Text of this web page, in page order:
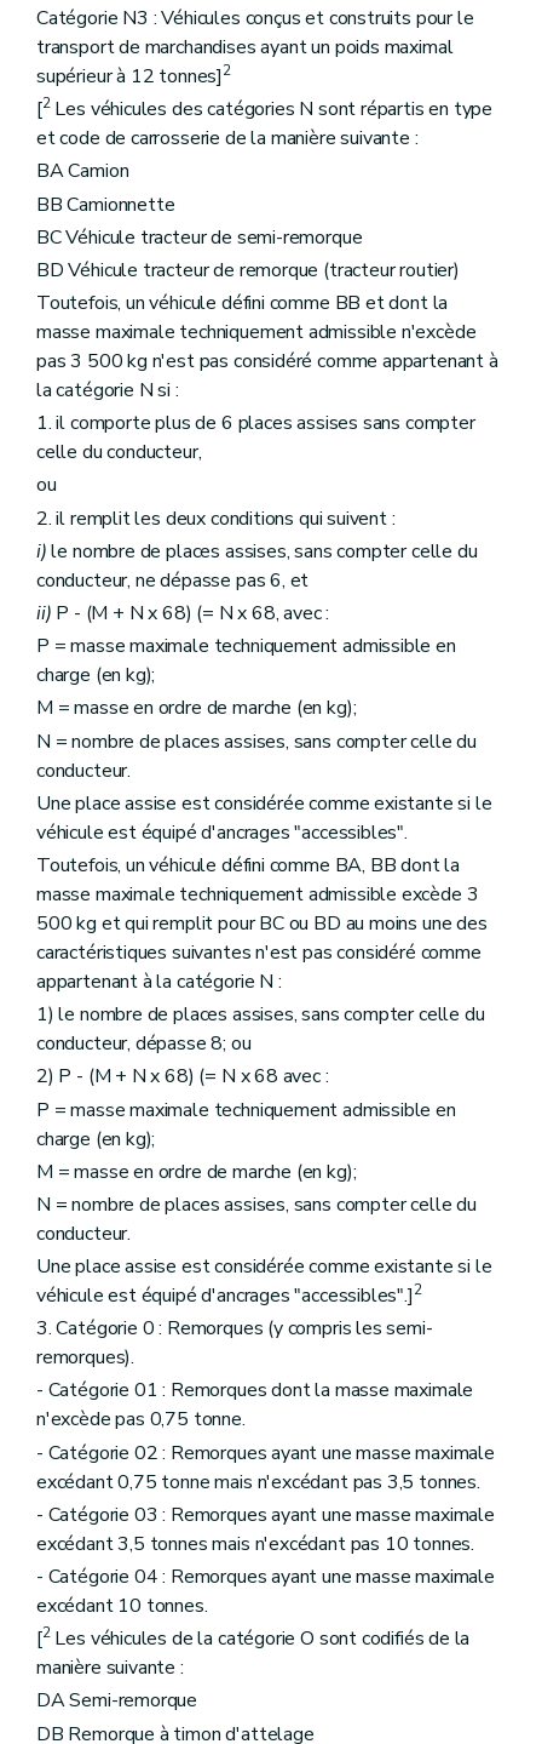
Catégorie N3 : Véhicules conçus et construits pour le
transport de marchandises ayant un poids maximal
supérieur à 12 tonnes]2
[2Les véhicules des catégories N sont répartis en type
et code de carrosserie de la manière suivante :
BA Camion
BB Camionnette
BC Véhicule tracteur de semi-remorque
BD Véhicule tracteur de remorque (tracteur routier)
Toutefois, un véhicule défini comme BB et dont la
masse maximale techniquement admissible n'excède
pas 3 500 kg n'est pas considéré comme appartenant à
la catégorie N si :
1. il comporte plus de 6 places assises sans compter
celle du conducteur,
ou
2. il remplit les deux conditions qui suivent :
i)le nombre de places assises, sans compter celle du
conducteur, ne dépasse pas 6, et
ii) P - (M + N x 68) (= N x 68, avec :
P = masse maximale techniquement admissible en
charge (en kg);
M = masse en ordre de marche (en kg);
N = nombre de places assises, sans compter celle du
conducteur.
Une place assise est considérée comme existante si le
véhicule est équipé d'ancrages "accessibles".
Toutefois, un véhicule défini comme BA, BB dont la
masse maximale techniquement admissible excède 3
500 kg et qui remplit pour BC ou BD au moins une des
caractéristiques suivantes n'est pas considéré comme
appartenant à la catégorie N :
1) le nombre de places assises, sans compter celle du
conducteur, dépasse 8; ou
2) P - (M + N x 68) (= N x 68 avec :
P = masse maximale techniquement admissible en
charge (en kg);
M = masse en ordre de marche (en kg);
N = nombre de places assises, sans compter celle du
conducteur.
Une place assise est considérée comme existante si le
véhicule est équipé d'ancrages "accessibles".]2
3. Catégorie 0 : Remorques (y compris les semi-
remorques).
- Catégorie 01 : Remorques dont la masse maximale
n'excède pas 0,75 tonne.
- Catégorie 02 : Remorques ayant une masse maximale
excédant 0,75 tonne mais n'excédant pas 3,5 tonnes.
- Catégorie 03 : Remorques ayant une masse maximale
excédant 3,5 tonnes mais n'excédant pas 10 tonnes.
- Catégorie 04 : Remorques ayant une masse maximale
excédant 10 tonnes.
[2Les véhicules de la catégorie O sont codifiés de la
manière suivante :
DA Semi-remorque
DB Remorque à timon d'attelage